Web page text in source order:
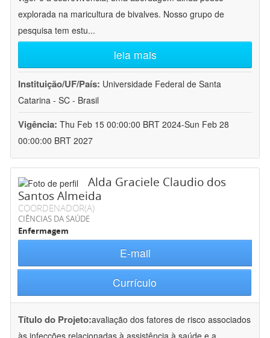
explorada na maricultura de bivalves. Nosso grupo de
pesquisa tem estu...
leia mais
Instituição/UF/País: Universidade Federal de Santa
Catarina - SC - Brasil
Vigência: Thu Feb 15 00:00:00 BRT 2024-Sun Feb 28
00:00:00 BRT 2027
Alda Graciele Claudio dos
Santos Almeida
COORDENADOR(A)
CIÊNCIAS DA SAÚDE
Enfermagem
E-mail
Currículo
Título do Projeto:avaliação dos fatores de risco associados